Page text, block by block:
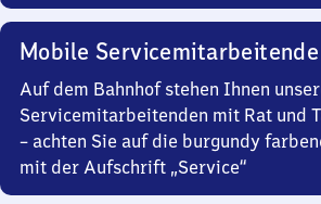
Mobile Servicemitarbeitende
Auf dem Bahnhof stehen Ihnen
Servicemitarbeitenden mit Rat und
– achten Sie auf die burgundy
mit der Aufschrift „Service“